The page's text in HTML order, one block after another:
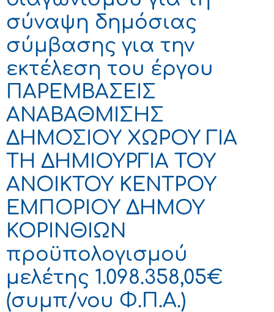
σύναψη δημόσιας
σύμβασης για την
εκτέλεση του έργου
ΠΑΡΕΜΒΑΣΕΙΣ
ΑΝΑΒΑΘΜΙΣΗΣ
ΔΗΜΟΣΙΟΥ ΧΩΡΟΥ ΓΙΑ
ΤΗ ΔΗΜΙΟΥΡΓΙΑ ΤΟΥ
ΑΝΟΙΚΤΟΥ ΚΕΝΤΡΟΥ
ΕΜΠΟΡΙΟΥ ΔΗΜΟΥ
ΚΟΡΙΝΘΙΩΝ
προϋπολογισμού
μελέτης 1.098.358,05€
(συμπ/νου Φ.Π.Α.)